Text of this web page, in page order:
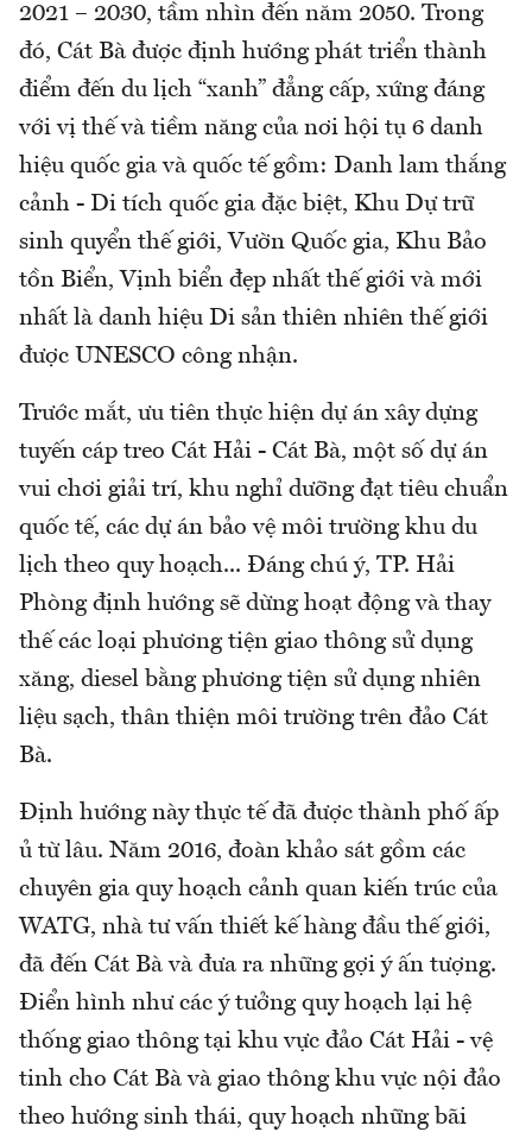
2021 – 2030, tầm nhìn đến năm 2050. Trong
đó, Cát Bà được định hướng phát triển thành
điểm đến du lịch “xanh” đẳng cấp, xứng đáng
với vị thế và tiềm năng của nơi hội tụ 6 danh
hiệu quốc gia và quốc tế gồm: Danh lam thắng
cảnh - Di tích quốc gia đặc biệt, Khu Dự trữ
sinh quyển thế giới, Vườn Quốc gia, Khu Bảo
tồn Biển, Vịnh biển đẹp nhất thế giới và mới
nhất là danh hiệu Di sản thiên nhiên thế giới
được UNESCO công nhận.
Trước mắt, ưu tiên thực hiện dự án xây dựng
tuyến cáp treo Cát Hải - Cát Bà, một số dự án
vui chơi giải trí, khu nghỉ dưỡng đạt tiêu chuẩn
quốc tế, các dự án bảo vệ môi trường khu du
lịch theo quy hoạch... Đáng chú ý, TP. Hải
Phòng định hướng sẽ dừng hoạt động và thay
thế các loại phương tiện giao thông sử dụng
xăng, diesel bằng phương tiện sử dụng nhiên
liệu sạch, thân thiện môi trường trên đảo Cát
Bà.
Định hướng này thực tế đã được thành phố ấp
ủ từ lâu. Năm 2016, đoàn khảo sát gồm các
chuyên gia quy hoạch cảnh quan kiến trúc của
WATG, nhà tư vấn thiết kế hàng đầu thế giới,
đã đến Cát Bà và đưa ra những gợi ý ấn tượng.
Điển hình như các ý tưởng quy hoạch lại hệ
thống giao thông tại khu vực đảo Cát Hải - vệ
tinh cho Cát Bà và giao thông khu vực nội đảo
theo hướng sinh thái, quy hoạch những bãi